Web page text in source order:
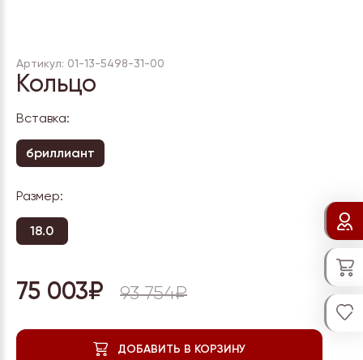
Артикул: 01-13-5498-31-00
Кольцо
Вставка:
бриллиант
Размер:
18.0
75 003₽ 93 754₽